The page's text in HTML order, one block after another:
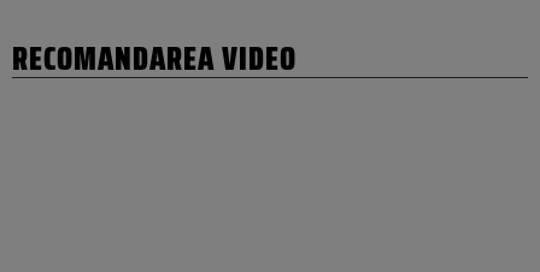
RECOMANDAREA VIDEO